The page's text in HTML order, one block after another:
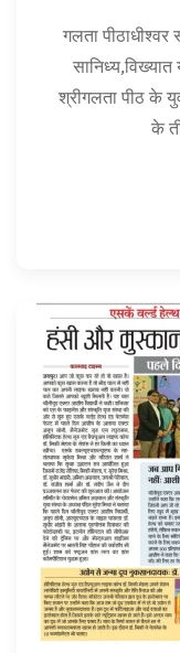
गलता पीठाधीश्वर
सानिध्य,विख्यात
श्रीगलता पीठ के
के